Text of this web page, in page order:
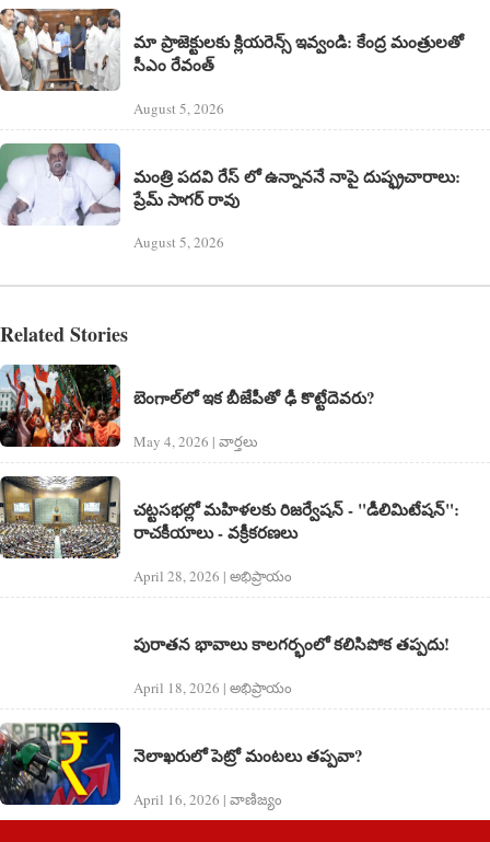
మా ప్రాజెక్టులకు క్లియరెన్స్ ఇవ్వండి: కేంద్ర మంత్రులతో
సీఎం రేవంత్
August 5, 2026
మంత్రి పదవి రేస్ లో ఉన్నాననే నాపై దుష్ఫ్రచారాలు:
ప్రేమ్ సాగర్ రావు
August 5, 2026
Related Stories
బెంగాల్‌లో ఇక బీజేపీతో ఢీ కొట్టేదెవరు?
May 4, 2026 | వార్త‌లు
చట్టసభల్లో మహిళలకు రిజర్వేషన్ - "డీలిమిటేషన్":
రాచకీయాలు - వక్రీకరణలు
April 28, 2026 | అభిప్రాయం
పురాతన భావాలు కాలగర్భంలో కలిసిపోక తప్పదు!
April 18, 2026 | అభిప్రాయం
నెలాఖరులో పెట్రో మంటలు తప్పవా?
April 16, 2026 | వాణిజ్యం